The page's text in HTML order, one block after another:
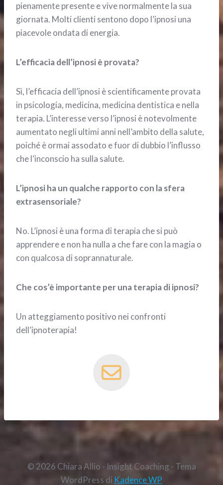
pienamente presente e vive normalmente la sua
giornata. Molti clienti sentono dopo l’ipnosi una
piacevole ondata di energia.
L’efficacia dell’ipnosi è provata?
Sì, l’efficacia dell’ipnosi è scientificamente provata
in psicologia, medicina, medicina dentistica e nella
terapia. L’interesse verso l’ipnosi è notevolmente
aumentato negli ultimi anni nell’ambito della salute,
poiché è ormai assodato e fuor di dubbio l’influsso
che l’inconscio ha sulla salute.
L’ipnosi ha un qualche rapporto con la sfera
extrasensoriale?
No. L’ipnosi è una forma di terapia che si può
apprendere e non ha nulla a che fare con la magia o
con qualcosa di soprannaturale.
Che cos’è importante per una terapia di ipnosi?
Un atteggiamento positivo nei confronti
dell’ipnoterapia!
© 2026 Chiara Allio - Insight Coaching - Tema
WordPress di Kadence WP